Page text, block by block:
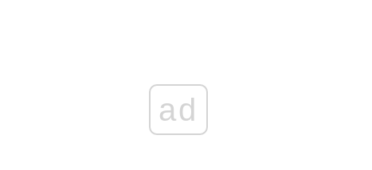
ad